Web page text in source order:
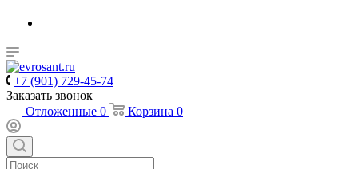
+7 (901) 729-45-74
Заказать звонок
Отложенные 0 Корзина 0